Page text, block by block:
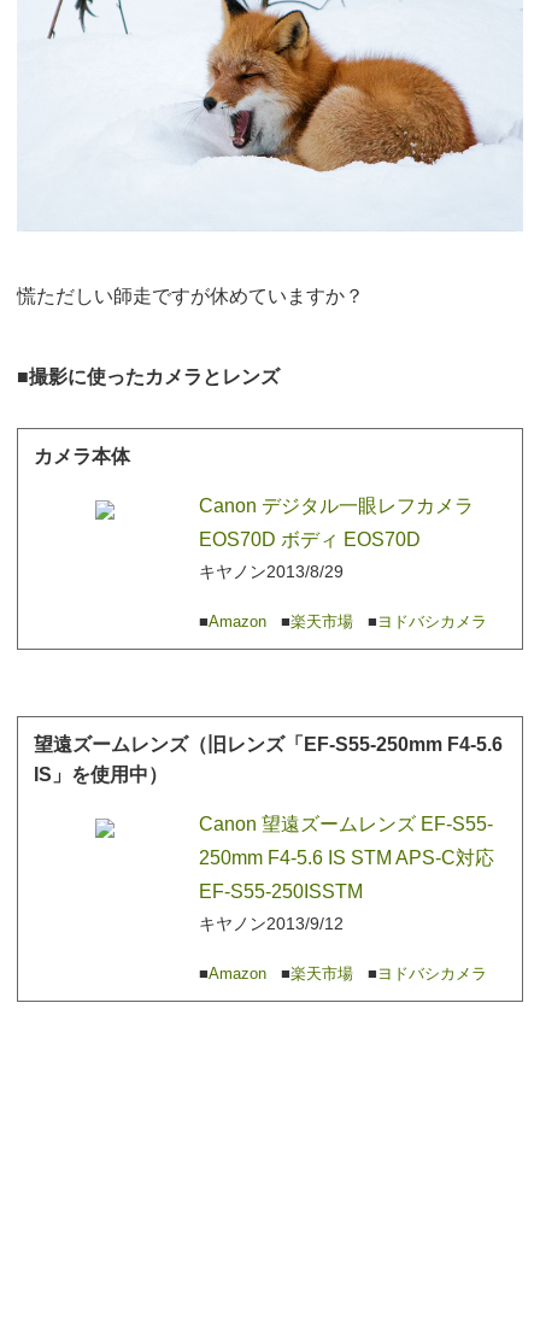
慌ただしい師走ですが休めていますか？
撮影に使ったカメラとレンズ
カメラ本体
Canon デジタル一眼レフカメラ
EOS70D ボディ EOS70D
キヤノン2013/8/29
Amazon 楽天市場 ヨドバシカメラ
望遠ズームレンズ（旧レンズ「EF-S55-250mm F4-5.6
IS」を使用中）
Canon 望遠ズームレンズ EF-S55-
250mm F4-5.6 IS STM APS-C対応
EF-S55-250ISSTM
キヤノン2013/9/12
Amazon 楽天市場 ヨドバシカメラ